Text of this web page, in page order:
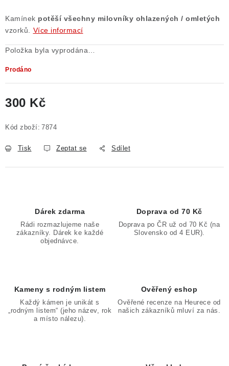
Kamínek potěší všechny milovníky ohlazených / omletých
vzorků.
Více informací
Položka byla vyprodána…
Prodáno
300 Kč
Kód zboží: 7874
Tisk Zeptat se Sdílet
Dárek zdarma
Rádi rozmazlujeme naše
zákazníky. Dárek ke každé
objednávce.
Doprava od 70 Kč
Doprava po ČR už od 70 Kč (na
Slovensko od 4 EUR).
Kameny s rodným listem
Každý kámen je unikát s
„rodným listem“ (jeho název, rok
a místo nálezu).
Ověřený eshop
Ověřené recenze na Heurece od
našich zákazníků mluví za nás.